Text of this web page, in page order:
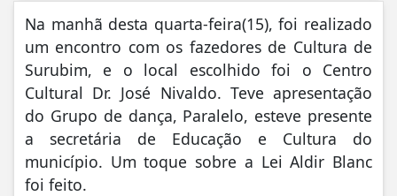
Na manhã desta quarta-feira(15), foi realizado
um encontro com os fazedores de Cultura de
Surubim, e o local escolhido foi o Centro
Cultural Dr. José Nivaldo. Teve apresentação
do Grupo de dança, Paralelo, esteve presente
a secretária de Educação e Cultura do
município. Um toque sobre a Lei Aldir Blanc
foi feito.